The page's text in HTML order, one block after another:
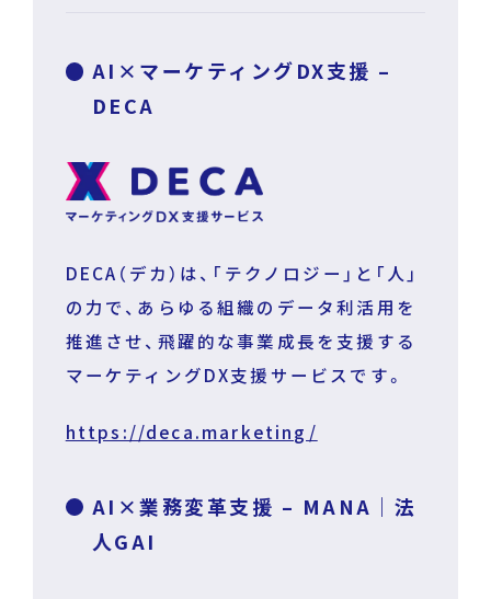
AI×マーケティングDX支援 –
DECA
DECA（デカ）は、「テクノロジー」と「人」
の力で、あらゆる組織のデータ利活用を
推進させ、飛躍的な事業成長を支援する
マーケティングDX支援サービスです。
https://deca.marketing/
AI×業務変革支援 – MANA｜法
人GAI